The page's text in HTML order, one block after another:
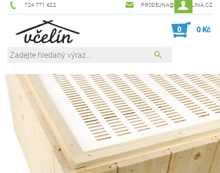
724 771 622 PRODEJNA@ZEVCELINA.CZ
0 0 Kč